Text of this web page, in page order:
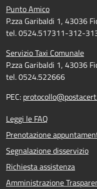
Punto Amico
P.zza Garibaldi 1, 43036
tel. 0524.517311-312-
Servizio Taxi Comunale
P.zza Garibaldi 1, 43036
tel. 0524.522666
PEC:
Leggi le FAQ
Prenotazione
Segnalazione disservizio
Richiesta assistenza
Amministrazione